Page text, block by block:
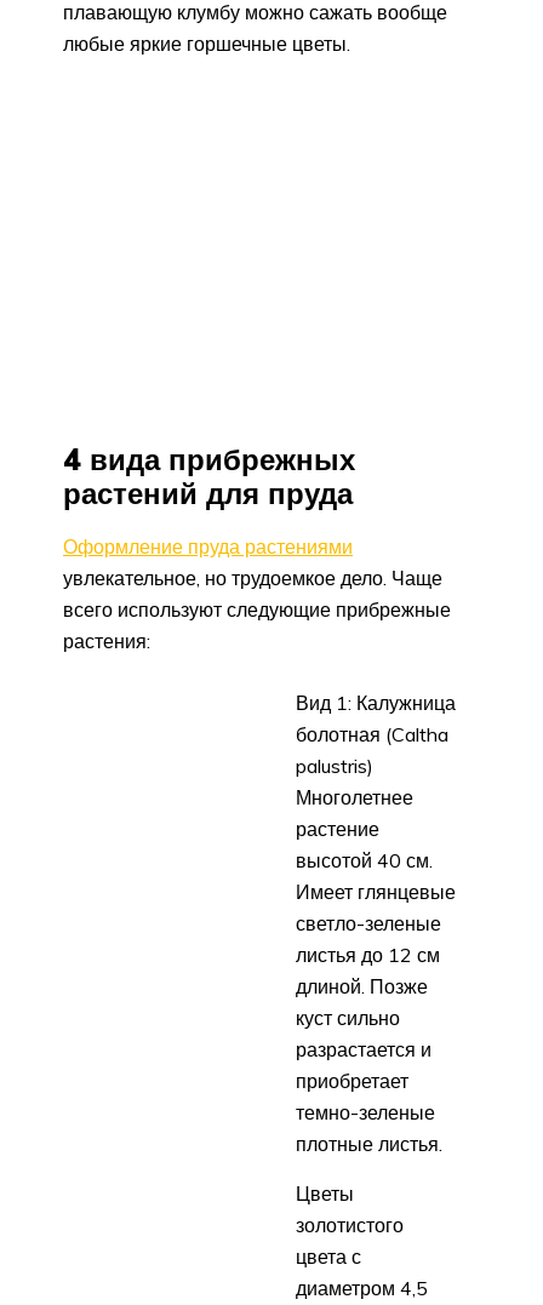
плавающую клумбу можно сажать вообще
любые яркие горшечные цветы.
4 вида прибрежных
растений для пруда
Оформление пруда растениями
увлекательное, но трудоемкое дело. Чаще
всего используют следующие прибрежные
растения:
Вид 1: Калужница
болотная (Caltha
palustris)
Многолетнее
растение
высотой 40 см.
Имеет глянцевые
светло-зеленые
листья до 12 см
длиной. Позже
куст сильно
разрастается и
приобретает
темно-зеленые
плотные листья.
Цветы
золотистого
цвета с
диаметром 4,5